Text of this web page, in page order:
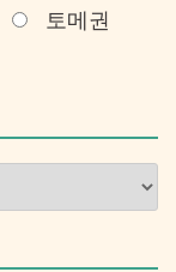
토메권